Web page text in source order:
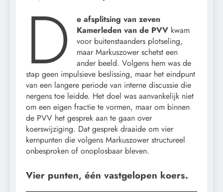
D
e afsplitsing van zeven
Kamerleden van de PVV kwam
voor buitenstaanders plotseling,
maar Markuszower schetst een
ander beeld. Volgens hem was de
stap geen impulsieve beslissing, maar het eindpunt
van een langere periode van interne discussie die
nergens toe leidde. Het doel was aanvankelijk niet
om een eigen fractie te vormen, maar om binnen
de PVV het gesprek aan te gaan over
koerswijziging. Dat gesprek draaide om vier
kernpunten die volgens Markuszower structureel
onbesproken of onoplosbaar bleven.
Vier punten, één vastgelopen koers.